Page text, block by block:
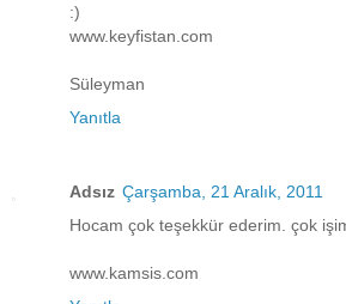
:)
www.keyfistan.com
Süleyman
Yanıtla
Adsız Çarşamba, 21 Aralık, 2011
Hocam çok teşekkür ederim. çok
www.kamsis.com